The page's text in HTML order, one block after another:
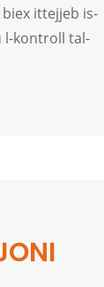
ittejjeb is-
l-kontroll tal-